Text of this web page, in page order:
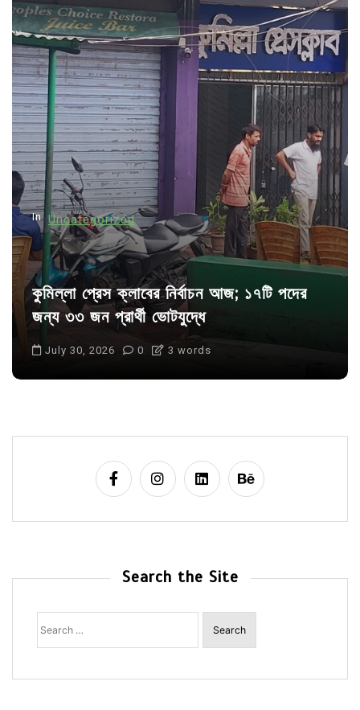
v
i
g
a
t
i
o
n
In Uncategorized
কুমিল্লা প্রেস ক্লাবের নির্বাচন আজ; ১৭টি পদের
জন্য ৩৩ জন প্রার্থী ভোটযুদ্ধে
July 30, 2026 0 3 words
Search the Site
Search
for: